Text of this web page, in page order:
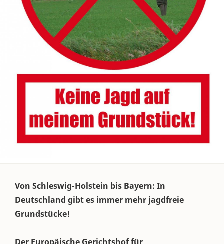
Von Schleswig-Holstein bis Bayern: In
Deutschland gibt es immer mehr jagdfreie
Grundstücke!